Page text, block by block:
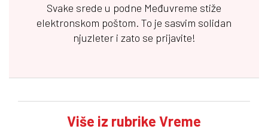
Svake srede u podne Međuvreme stiže
elektronskom poštom. To je sasvim solidan
njuzleter i zato se prijavite!
Više iz rubrike Vreme